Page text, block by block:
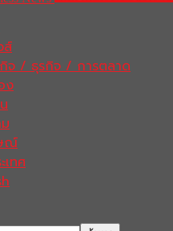
ส์
จ / ธุรกิจ / การตลาด
ง
ณ์
เทศ